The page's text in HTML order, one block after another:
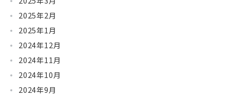
2025年2月
2025年1月
2024年12月
2024年11月
2024年10月
2024年9月